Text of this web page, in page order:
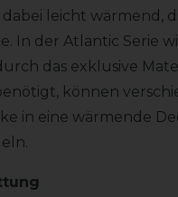
leicht wärmend,
In der Atlantic Serie
das exklusive
können
in eine wärmende